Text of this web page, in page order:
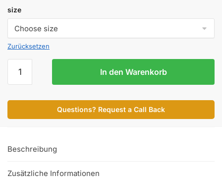
size
Zurücksetzen
PANTS
URBAN
In den Warenkorb
Questions? Request a Call Back
Beschreibung
Zusätzliche Informationen